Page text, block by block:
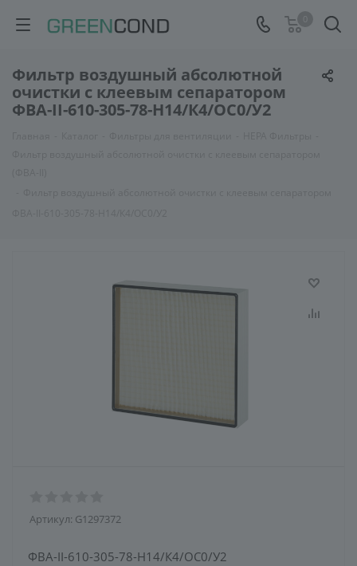
Фильтр воздушный абсолютной
очистки с клеевым сепаратором
ФВА-II-610-305-78-H14/К4/ОС0/У2
Артикул: G1297372
ФВА-II-610-305-78-H14/К4/ОС0/У2